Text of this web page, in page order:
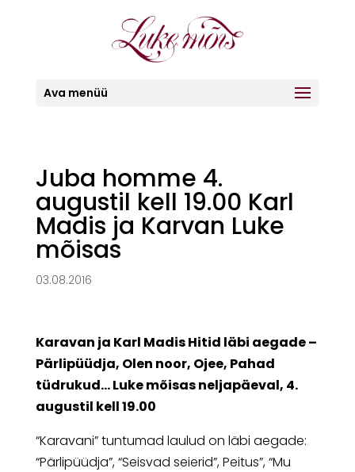
Ava menüü
Juba homme 4.
augustil kell 19.00 Karl
Madis ja Karvan Luke
mõisas
03.08.2016
Karavan ja Karl Madis Hitid läbi aegade –
Pärlipüüdja, Olen noor, Ojee, Pahad
tüdrukud… Luke mõisas neljapäeval, 4.
augustil kell 19.00
“Karavani” tuntumad laulud on läbi aegade:
“Pärlipüüdja”, “Seisvad seierid”, Peitus”, “Mu